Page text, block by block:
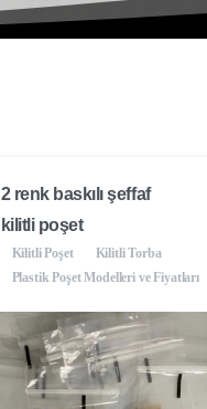
2 renk baskılı şeffaf
kilitli poşet
Kilitli Poşet
Kilitli Torba
Plastik Poşet Modelleri ve Fiyatları